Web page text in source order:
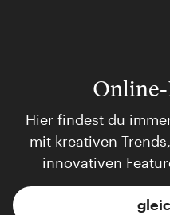
Hier findest du
mit kreativen
innovativen